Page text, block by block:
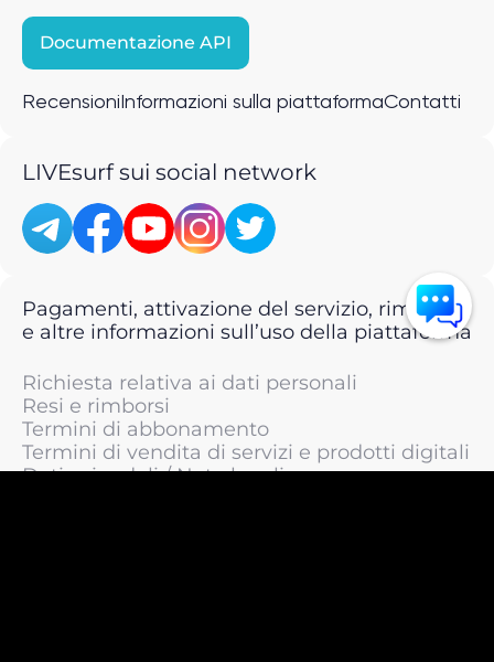
Documentazione API
Recensioni Informazioni sulla piattaformaContatti
LIVEsurf sui social network
Pagamenti, attivazione del servizio, rimborsi
e altre informazioni sull’uso della piattaforma
Richiesta relativa ai dati personali
Resi e rimborsi
Termini di abbonamento
Termini di vendita di servizi e prodotti digitali
Dati aziendali / Note legali